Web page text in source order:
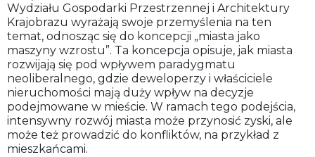
Wydziału Gospodarki Przestrzennej i Architektury
Krajobrazu wyrażają swoje przemyślenia na ten
temat, odnosząc się do koncepcji „miasta jako
maszyny wzrostu”. Ta koncepcja opisuje, jak miasta
rozwijają się pod wpływem paradygmatu
neoliberalnego, gdzie deweloperzy i właściciele
nieruchomości mają duży wpływ na decyzje
podejmowane w mieście. W ramach tego podejścia,
intensywny rozwój miasta może przynosić zyski, ale
może też prowadzić do konfliktów, na przykład z
mieszkańcami.